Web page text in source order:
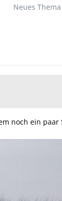
Neues
noch ein paar